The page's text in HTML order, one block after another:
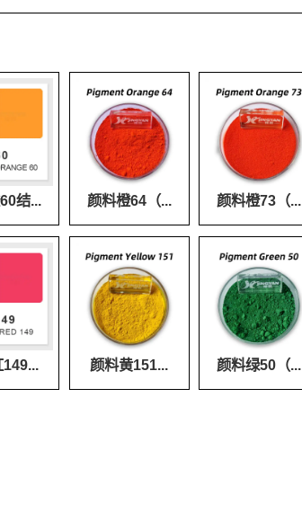
结... 颜料橙64（... 颜料橙73（...
颜料黄151... 颜料绿50（...